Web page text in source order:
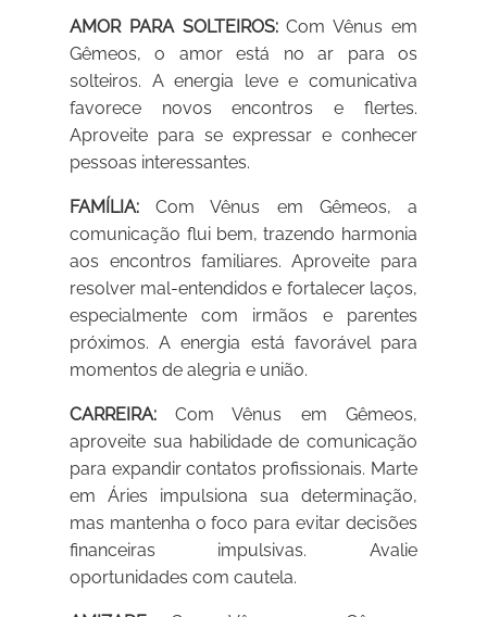
AMOR PARA SOLTEIROS:Com Vênus em
Gêmeos, o amor está no ar para os
solteiros. A energia leve e comunicativa
favorece novos encontros e flertes.
Aproveite para se expressar e conhecer
pessoas interessantes.
FAMÍLIA: Com Vênus em Gêmeos, a
comunicação flui bem, trazendo harmonia
aos encontros familiares. Aproveite para
resolver mal-entendidos e fortalecer laços,
especialmente com irmãos e parentes
próximos. A energia está favorável para
momentos de alegria e união.
CARREIRA: Com Vênus em Gêmeos,
aproveite sua habilidade de comunicação
para expandir contatos profissionais. Marte
em Áries impulsiona sua determinação,
mas mantenha o foco para evitar decisões
financeiras impulsivas. Avalie
oportunidades com cautela.